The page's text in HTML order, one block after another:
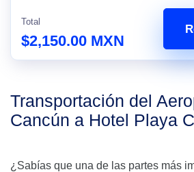
Total
$2,150.00 MXN
Transportación del
Cancún a Hotel Playa
¿Sabías que una de las partes más